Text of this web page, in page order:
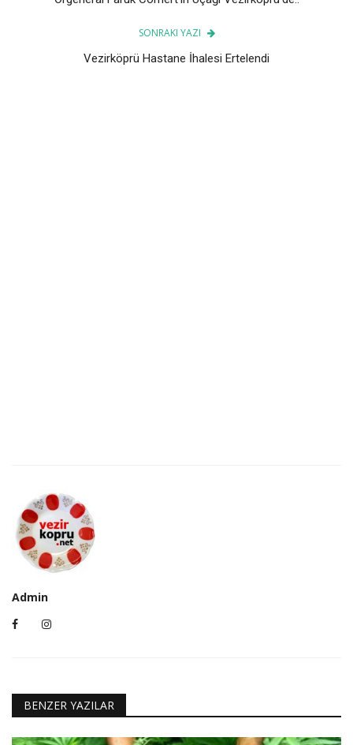
SONRAKI YAZI
Vezirköprü Hastane İhalesi Ertelendi
Admin
BENZER YAZILAR